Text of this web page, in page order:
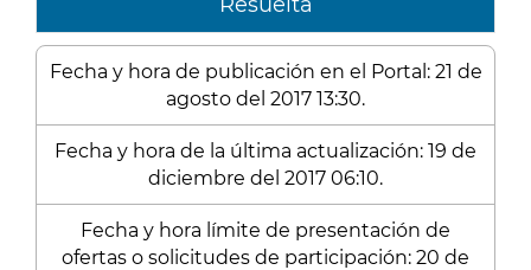
Fecha y hora de publicación en el Portal: 21 de
agosto del 2017 13:30.
Fecha y hora de la última actualización: 19 de
diciembre del 2017 06:10.
Fecha y hora límite de presentación de
ofertas o solicitudes de participación: 20 de